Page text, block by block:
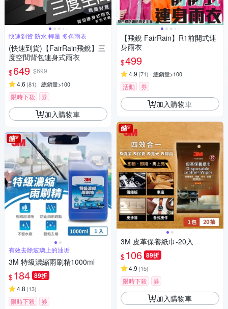
快速到貨 防水 輕量 多色雨衣
(快速到貨)【FairRain飛銳】三
度空間背包連身式雨衣
$649 $699
4.6 (81) 總銷量>100
限時下殺 券
加入購物車
有效去除玻璃上的油垢
3M 特級濃縮雨刷精1000ml
$184 89折
4.8 (13)
限時下殺 券
【飛銳 FairRain】R1前開式連
身雨衣
$499
4.9 (71) 總銷量>100
活動 券
加入購物車
3M 皮革保養紙巾-20入
$106 89折
4.9 (15)
限時下殺 券
加入購物車